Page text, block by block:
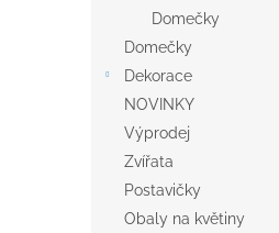
Domečky
Domečky
Dekorace
NOVINKY
Výprodej
Zvířata
Postavičky
Obaly na květiny